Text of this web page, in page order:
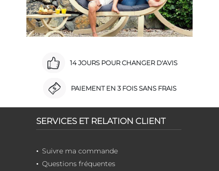
14 JOURS POUR CHANGER D'AVIS
PAIEMENT EN 3 FOIS SANS FRAIS
SERVICES ET RELATION CLIENT
Suivre ma commande
Questions fréquentes